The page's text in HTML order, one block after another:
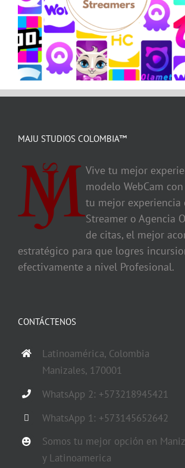
MAJU STUDIOS COLOMBIA™
Vive tu mejor
modelo WebCam
tu mejor experiencia
Streamer o Agencia
de citas, el mejor
estratégico para que logres
efectivamente a nivel Profesional.
CONTÁCTENOS
Latinoamérica, Colombia
Manizales, 170001
WhatsApp 2: +573218945421
WhatsApp 1: +573145652642
Somos tu mejor opción en
y Latinoamerica